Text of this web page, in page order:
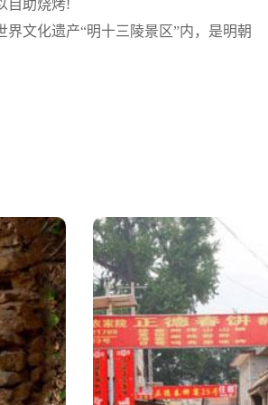
自助烧烤!
界文化遗产“明十三陵景区”内，是明朝